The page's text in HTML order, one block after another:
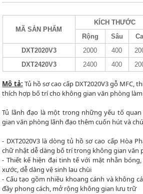
MÃ SẢN PHẨM
KÍCH THƯỚC
Rộng
Sâu
DXT2020V3
2000 400
DXT2420V3
2400 400
Mô tả: Tủ hồ sơ cao cấp DXT2020V3 gỗ MFC,
thích hợp bố trí cho không gian văn phòng
Tủ lãnh đạo là một trong những yếu tố
gian văn phòng lãnh đạo thêm cuốn hút và
- DXT2020V3 là dòng tủ hồ sơ cao cấp Hòa
chữ nhật dễ dàng bố trí trong không gian văn
- Thiết kế hiện đại tinh tế với mặt nhẵn
xước, dễ dàng vệ sinh lau chùi
- Cấu tạo gồm nhiều khoang cánh và không
đầy phong cách, mở rộng không gian lưu trữ